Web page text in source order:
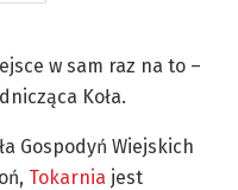
w sam raz na to –
Koła.
Gospodyń Wiejskich
Tokarnia jest